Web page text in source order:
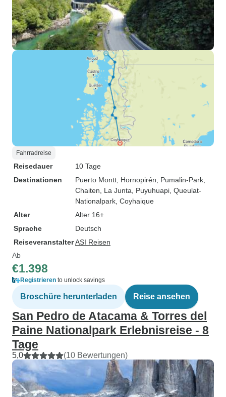
Fahrradreise
Reisedauer
10 Tage
Destinationen
Puerto Montt , Hornopirén , Pumalin-Park
Chaiten , La Junta , Puyuhuapi , Queulat-
Nationalpark , Coyhaique
Alter
Alter 16+
Sprache
Deutsch
ReiseveranstalterASI Reisen
Ab
€1.398
Registrieren to unlock savings
Broschüre herunterladen Reise ansehen
San Pedro de Atacama & Torres del
Paine Nationalpark Erlebnisreise - 8
Tage
5,0 (10 Bewertungen)